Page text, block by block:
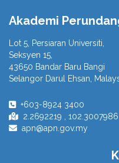
Akademi
Lot 5, Persiaran Universiti,
Seksyen 15,
43650 Bandar Baru Bangi
Selangor Darul Ehsan,
+603-8924 3400
2.2692219 , 102.3007986
apn@apn.gov.my